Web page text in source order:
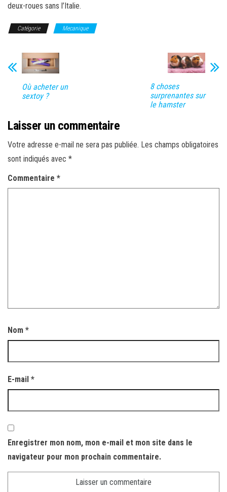
deux-roues sans l’Italie.
Catégorie Mecanique
Où acheter un
sextoy ?
8 choses
surprenantes sur
le hamster
Laisser un commentaire
Votre adresse e-mail ne sera pas publiée. Les champs obligatoires
sont indiqués avec *
Commentaire *
Nom *
E-mail *
Enregistrer mon nom, mon e-mail et mon site dans le
navigateur pour mon prochain commentaire.